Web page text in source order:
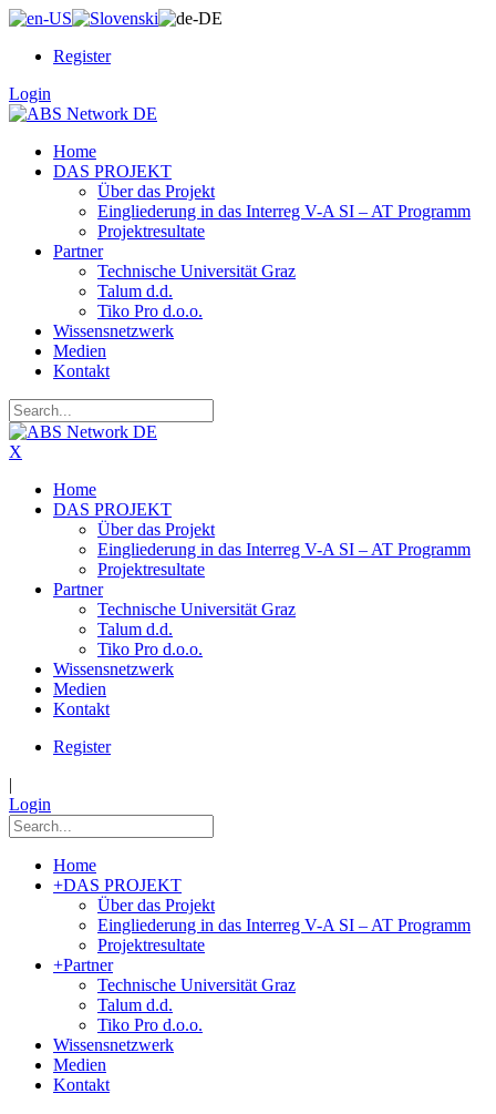
Register
Login
Home
DAS PROJEKT
Über das Projekt
Eingliederung in das Interreg V-A SI – AT Programm
Projektresultate
Partner
Technische Universität Graz
Talum d.d.
Tiko Pro d.o.o.
Wissensnetzwerk
Medien
Kontakt
X
Home
DAS PROJEKT
Über das Projekt
Eingliederung in das Interreg V-A SI – AT Programm
Projektresultate
Partner
Technische Universität Graz
Talum d.d.
Tiko Pro d.o.o.
Wissensnetzwerk
Medien
Kontakt
Register
|
Login
Home
+DAS PROJEKT
Über das Projekt
Eingliederung in das Interreg V-A SI – AT Programm
Projektresultate
+Partner
Technische Universität Graz
Talum d.d.
Tiko Pro d.o.o.
Wissensnetzwerk
Medien
Kontakt